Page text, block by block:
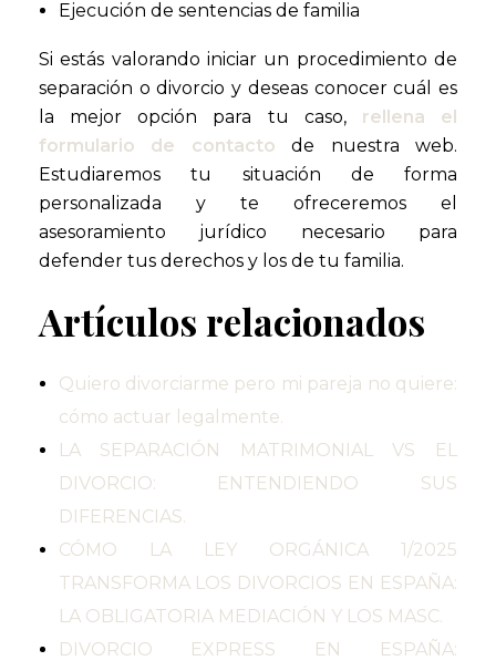
Ejecución de sentencias de familia
Si estás valorando iniciar un procedimiento de
separación o divorcio y deseas conocer cuál es
la mejor opción para tu caso, rellena el
formulario de contacto de nuestra web.
Estudiaremos tu situación de forma
personalizada y te ofreceremos el
asesoramiento jurídico necesario para
defender tus derechos y los de tu familia.
Artículos relacionados
Quiero divorciarme pero mi pareja no quiere:
cómo actuar legalmente.
LA SEPARACIÓN MATRIMONIAL VS EL
DIVORCIO: ENTENDIENDO SUS
DIFERENCIAS.
CÓMO LA LEY ORGÁNICA 1/2025
TRANSFORMA LOS DIVORCIOS EN ESPAÑA:
LA OBLIGATORIA MEDIACIÓN Y LOS MASC.
DIVORCIO EXPRESS EN ESPAÑA: